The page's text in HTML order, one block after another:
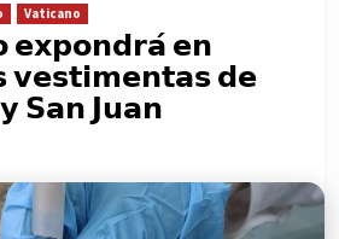
Vaticano
𝗲𝘅𝗽𝗼𝗻𝗱𝗿𝗮́ 𝗲𝗻
𝘃𝗲𝘀𝘁𝗶𝗺𝗲𝗻𝘁𝗮𝘀 𝗱𝗲
𝗦𝗮𝗻 𝗝𝘂𝗮𝗻